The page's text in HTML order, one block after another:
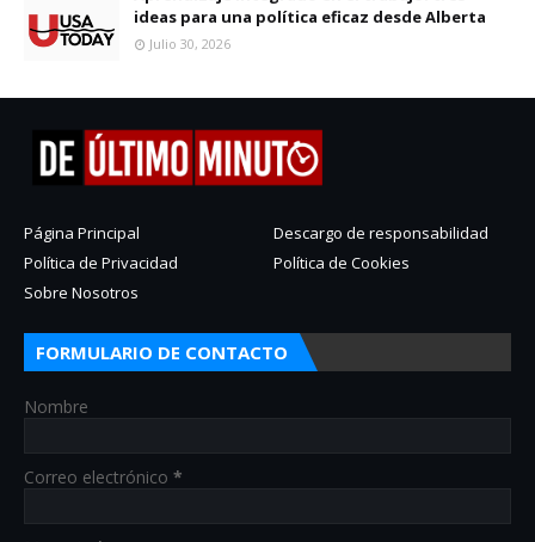
ideas para una política eficaz desde Alberta
Julio 30, 2026
Página Principal
Descargo de responsabilidad
Política de Privacidad
Política de Cookies
Sobre Nosotros
FORMULARIO DE CONTACTO
Nombre
Correo electrónico *